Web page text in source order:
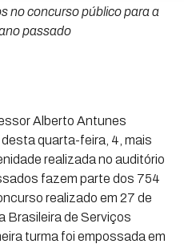
no concurso público para a
passado
Alberto Antunes
quarta-feira, 4, mais
realizada no auditório
fazem parte dos 754
realizado em 27 de
Brasileira de Serviços
turma foi empossada em